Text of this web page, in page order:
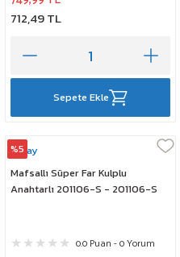
712,49 TL
Sepete Ekle
%5
Çeray
Mafsallı Süper Far Kulplu
Anahtarlı 201106-S - 201106-S
0.0 Puan - 0 Yorum